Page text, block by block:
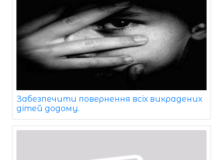
Забезпечити повернення всіх викрадених
дітей додому.